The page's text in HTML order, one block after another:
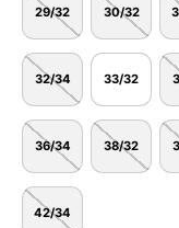
29/32 30/32
32/34 33/32
36/34 38/32
42/34